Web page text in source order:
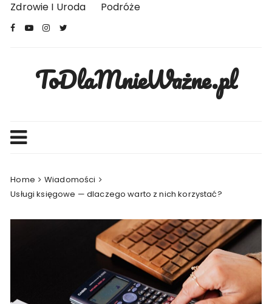
Skip
content
Zdrowie I Uroda Podróże
ToDlaMnieWażne.pl
Home
Wiadomości
Usługi księgowe — dlaczego warto z nich korzystać?